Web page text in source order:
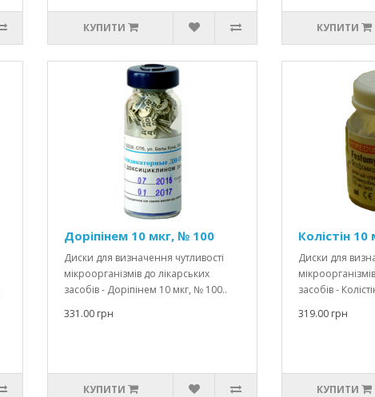
КУПИТИ КУПИТИ
Доріпінем 10 мкг, № 100
Диски для визначення чутливості
мікроорганізмів до лікарських
засобів - Доріпінем 10 мкг, № 100..
331.00 грн
КУПИТИ
Колістін
Диски для
засобів -
319.00 грн
КУПИТИ